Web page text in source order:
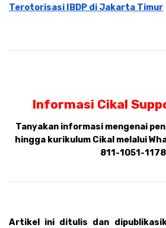
Terotorisasi IBDP di Jakarta Timur
Informasi Cikal
Tanyakan informasi mengenai
hingga kurikulum Cikal melalui
811-1051-1178
Artikel ini ditulis dan